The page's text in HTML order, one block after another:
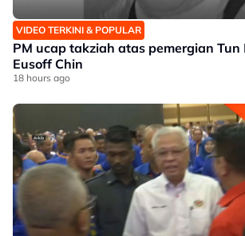
VIDEO TERKINI & POPULAR
PM ucap takziah atas pemergian Tun
Eusoff Chin
18 hours ago